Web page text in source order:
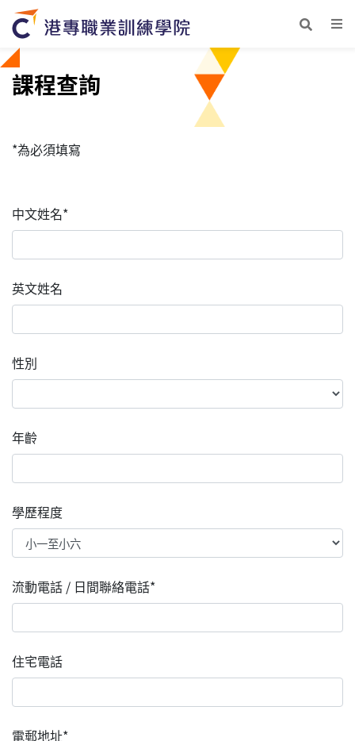
課程查詢
*為必須填寫
中文姓名*
英文姓名
性別
年齡
學歷程度
流動電話 / 日間聯絡電話*
住宅電話
電郵地址*